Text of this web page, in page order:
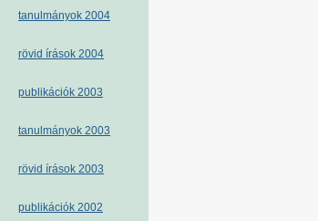
tanulmányok 2004
rövid írások 2004
publikációk 2003
tanulmányok 2003
rövid írások 2003
publikációk 2002